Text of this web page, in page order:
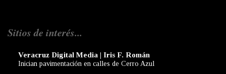
Sitios de interés...
Veracruz Digital Media | Iris F. Román
Inician pavimentación en calles de Cerro Azul